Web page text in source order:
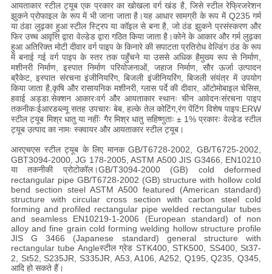
आयताकार स्टील ट्यूब एक प्रकार का खोखला वर्ग खंड है, जिसे स्टील रेफ्रिजरेशन
झुकने प्रोफाइल के रूप में भी जाना जाता है।यह आधार सामग्री के रूप में Q235 गर्म
या ठंडा लुढ़का हुआ स्टील स्ट्रिप या कॉइल से बना है, जो ठंड झुकने प्रसंस्करण और
फिर उच्च आवृत्ति द्वारा वेल्डेड द्वारा गठित किया जाता है।कोने के आकार और गर्म लुढ़का
हुआ अतिरिक्त मोटी दीवार वर्ग पाइप के किनारे की सपाटता प्रतिरोध वेल्डिंग ठंड के रूप
में बनाई गई वर्ग पाइप के स्तर तक पहुँचने या उससे अधिक हैमुख्य रूप से निर्माण,
मशीनरी निर्माण, इस्पात निर्माण परियोजनाओं, जहाज निर्माण, सौर ऊर्जा उत्पादन
ब्रैकेट, इस्पात संरचना इंजीनियरिंग, बिजली इंजीनियरिंग, बिजली संयंत्र में उपयोग
किया जाता है,कृषि और रासायनिक मशीनरी, ग्लास पर्दे की दीवार, ऑटोमोबाइल चेसिस,
हवाई अड्डा.सेक्शन आकारःवर्ग और आयताकार स्थानः चीन आवेदनःसंरचना पाइप
तकनीकःईआरडब्ल्यू सतह उपचारः बेब, हल्के तेल कोटिंग,रंग पेंटिंग विशेष पाइप:ERW
स्टील ट्यूब मिश्र धातु या नहींः गैर मिश्र धातु सहिष्णुताः ± 1% प्रकारः वेल्डेड स्टील
ट्यूब उत्पाद का नामः स्क्वायर और आयताकार स्टील ट्यूब।
आरएचएस स्टील ट्यूब के लिए मानक GB/T6728-2002, GB/T6725-2002,
GBT3094-2000, JG 178-2005, ASTM A500 JIS G3466, EN10210
या तकनीकी प्रोटोकॉल।GB/T3094-2000 (GB) cold deformed
rectangular pipe GB/T6728-2002 (GB) structure with hollow cold
bend section steel ASTM A500 featured (American standard)
structure with circular cross section with carbon steel cold
forming and profiled rectangular pipe welded rectangular tubes
and seamless EN10219-1-2006 (European standard) of non
alloy and fine grain cold forming welding hollow structure profile
JIS G 3466 (Japanese standard) general structure with
rectangular tube Angleस्टील ग्रेड STK400, STK500, SS400, St37-
2, St52, S235JR, S335JR, A53, A106, A252, Q195, Q235, Q345,
आदि हो सकते हैं।